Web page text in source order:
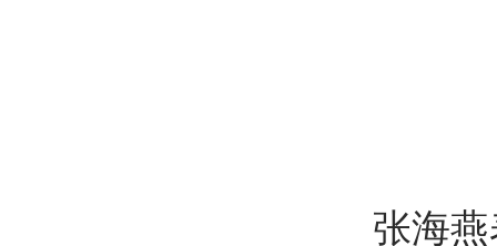
张海